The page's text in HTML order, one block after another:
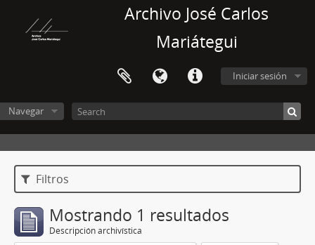
Archivo José Carlos
Mariátegui
Iniciar sesión
Navegar
Filtros
Mostrando 1 resultados
Descripción archivística